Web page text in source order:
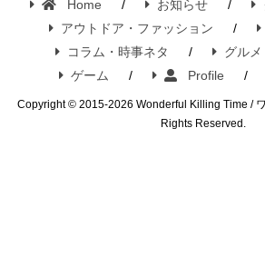
Home お知らせ
アウトドア・ファッション
コラム・時事ネタ
グル
ゲーム
Profile
Copyright © 2015-2026 Wonderful Killing Time / ワ
Rights Reserved.